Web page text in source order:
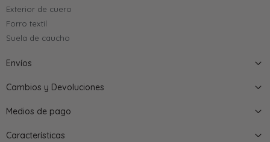
Exterior de cuero
Forro textil
Suela de caucho
Envíos
Cambios y Devoluciones
Medios de pago
Características